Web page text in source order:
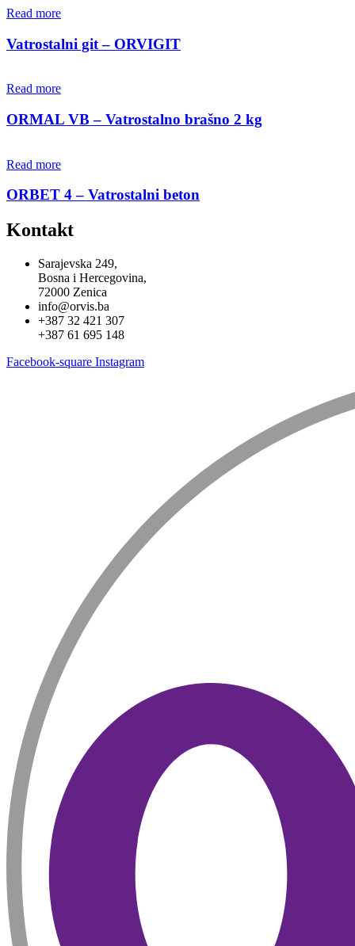
Read more
Vatrostalni git – ORVIGIT
Read more
ORMAL VB – Vatrostalno brašno 2 kg
Read more
ORBET 4 – Vatrostalni beton
Kontakt
Sarajevska 249,
Bosna i Hercegovina,
72000 Zenica
info@orvis.ba
+387 32 421 307
+387 61 695 148
Facebook-square Instagram